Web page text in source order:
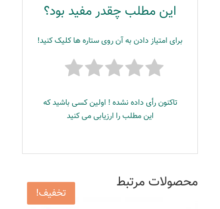
این مطلب چقدر مفید بود؟
برای امتیاز دادن به آن روی ستاره ها کلیک کنید!
تاکنون رأی داده نشده ! اولین کسی باشید که
این مطلب را ارزیابی می کنید
محصولات مرتبط
تخفیف!